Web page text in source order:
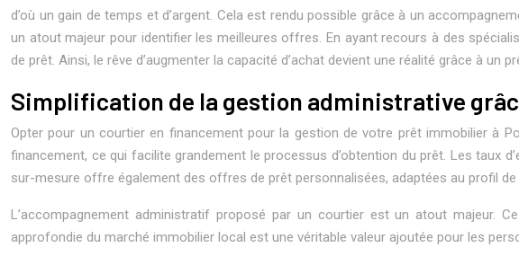
d’où un gain de temps et d’argent. Cela est rendu possible grâce à un
un atout majeur pour identifier les meilleures offres. En ayant recours à des
de prêt. Ainsi, le rêve d’augmenter la capacité d’achat devient une réalité grâce à un
Simplification de la gestion administrative
Opter pour un courtier en financement pour la gestion de votre prêt immobilier à
financement, ce qui facilite grandement le processus d’obtention du prêt. Les taux
sur-mesure offre également des offres de prêt personnalisées, adaptées au profil de
L’accompagnement administratif proposé par un courtier est un atout majeur.
approfondie du marché immobilier local est une véritable valeur ajoutée pour les